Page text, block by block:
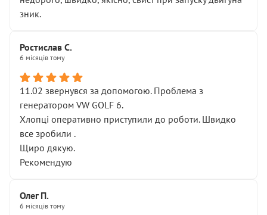
зник.
Ростислав С.
6 місяців тому
11.02 звернувся за допомогою. Проблема з
генератором VW GOLF 6.
Хлопці оперативно приступили до роботи. Швидко
все зробили .
Щиро дякую.
Рекомендую
Олег П.
6 місяців тому